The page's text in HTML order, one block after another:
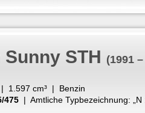
Sunny STH (1991
1.597 cm³ | Benzin
475 | Amtliche Typbezeichnung: „ N